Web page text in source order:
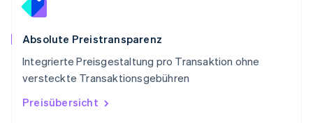
Absolute Preistransparenz
Integrierte Preisgestaltung pro Transaktion ohne
versteckte Transaktionsgebühren
Preisübersicht
Singapur
English
Slowakei
Slowenien
EnglishItaliano
Sonderverwaltungsregion Hongkong,